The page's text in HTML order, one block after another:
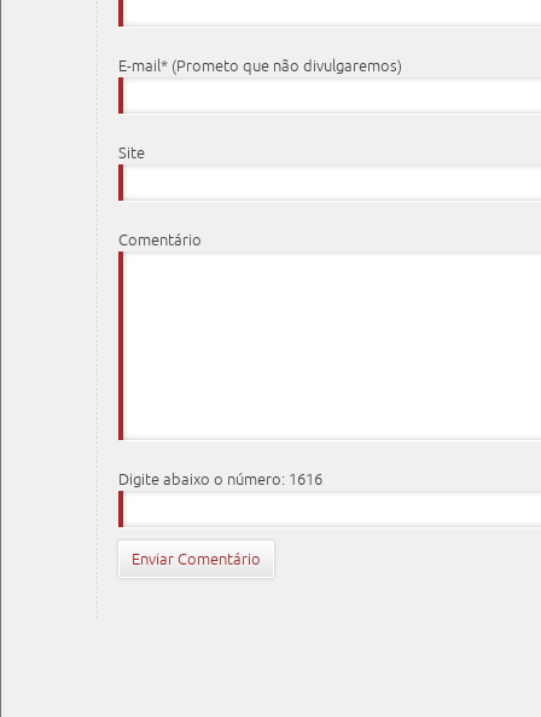
E-mail* (Prometo que não divulgaremos)
Site
Comentário
Digite abaixo o número: 1616